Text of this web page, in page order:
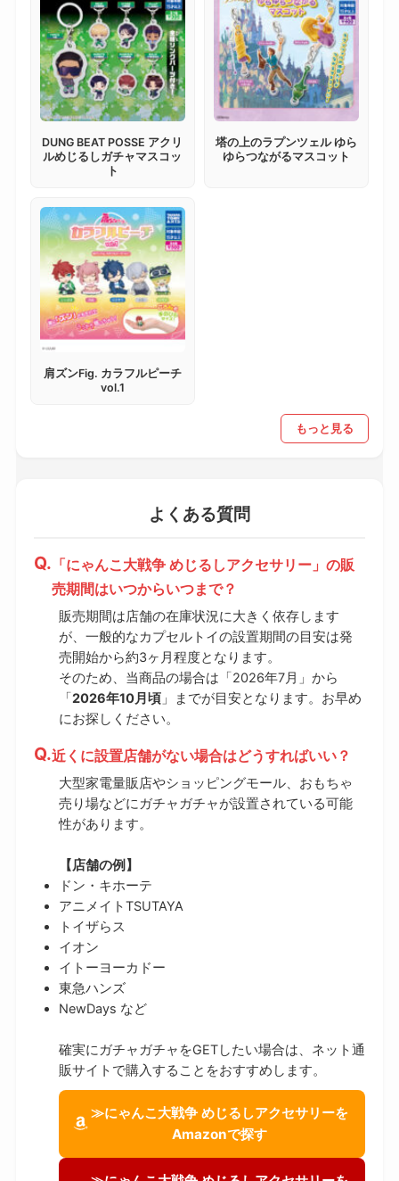
DUNG BEAT POSSE アクリ
ルめじるしガチャマスコッ
ト
塔の上のラプンツェル ゆら
ゆらつながるマスコット
肩ズンFig. カラフルピーチ
vol.1
もっと見る
よくある質問
「にゃんこ大戦争 めじるしアクセサリー」の販
売期間はいつからいつまで？
販売期間は店舗の在庫状況に大きく依存します
が、一般的なカプセルトイの設置期間の目安は発
売開始から約3ヶ月程度となります。
そのため、当商品の場合は「2026年7月」から
「2026年10月頃」までが目安となります。お早め
にお探しください。
近くに設置店舗がない場合はどうすればいい？
大型家電量販店やショッピングモール、おもちゃ
売り場などにガチャガチャが設置されている可能
性があります。
【店舗の例】
ドン・キホーテ
アニメイトTSUTAYA
トイザらス
イオン
イトーヨーカドー
東急ハンズ
NewDays など
確実にガチャガチャをGETしたい場合は、ネット通
販サイトで購入することをおすすめします。
≫にゃんこ大戦争 めじるしアクセサリーを
Amazonで探す